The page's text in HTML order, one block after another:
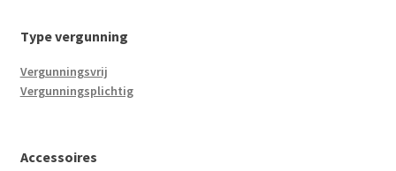
Type vergunning
Vergunningsvrij
Vergunningsplichtig
Accessoires